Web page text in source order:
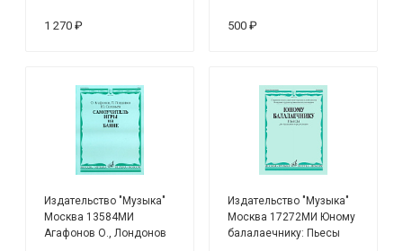
игры на балалайке
1 270 ₽
народных мелодий
500 ₽
Издательство "Музыка"
Москва 13584МИ
Агафонов О., Лондонов
Издательство "Музыка"
Москва 17272МИ Юному
балалаечнику: Пьесы